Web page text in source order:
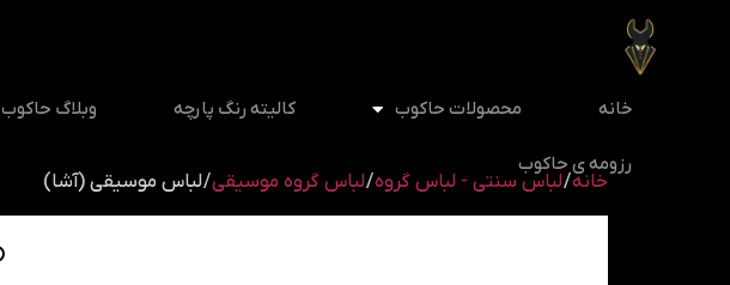
خانه محصولات حاکوب کالیته رنگ پارچه وبلاگ حاکوب
رزومه ی حاکوب
خانه/لباس سنتی - لباس گروه/لباس گروه موسیقی/ لباس موسیقی (آشا)